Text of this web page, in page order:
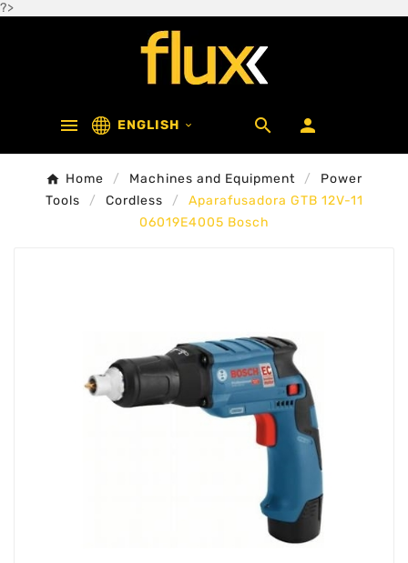
?>
 ENGLISH   
Home Machines and Equipment
Power
Tools
Cordless
Aparafusadora GTB 12V-11
06019E4005 Bosch